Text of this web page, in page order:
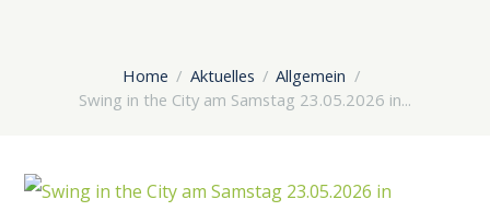
Home Aktuelles
Allgemein
Swing in the City am Samstag 23.05.2026 in...